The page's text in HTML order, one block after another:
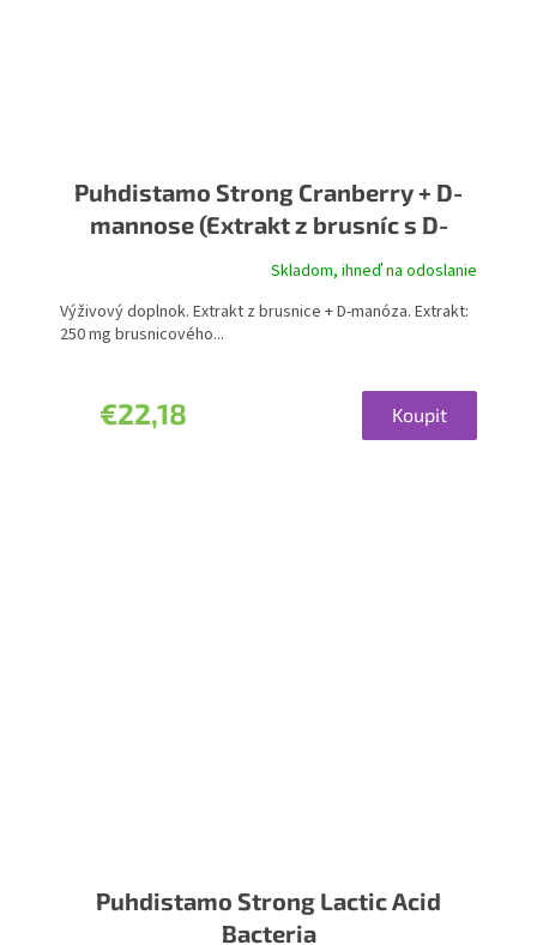
Puhdistamo Strong Cranberry + D-
mannose (Extrakt z brusníc s D-
Skladom, ihneď na odoslanie
€22,18 Koupit
Výživový doplnok. Extrakt z brusnice + D-manóza. Extrakt:
250 mg brusnicového...
Puhdistamo Strong Lactic Acid
Bacteria